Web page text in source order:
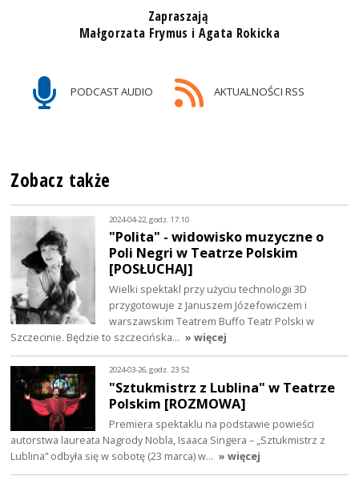
Zapraszają
Małgorzata Frymus i Agata Rokicka
PODCAST AUDIO AKTUALNOŚCI RSS
Zobacz także
2024-04-22, godz. 17:10
"Polita" - widowisko muzyczne o
Poli Negri w Teatrze Polskim
[POSŁUCHAJ]
Wielki spektakl przy użyciu technologii 3D
przygotowuje z Januszem Józefowiczem i
warszawskim Teatrem Buffo Teatr Polski w
Szczecinie. Będzie to szczecińska… » więcej
2024-03-26, godz. 23:52
"Sztukmistrz z Lublina" w Teatrze
Polskim [ROZMOWA]
Premiera spektaklu na podstawie powieści
autorstwa laureata Nagrody Nobla, Isaaca Singera – „Sztukmistrz z
Lublina” odbyła się w sobotę (23 marca) w… » więcej